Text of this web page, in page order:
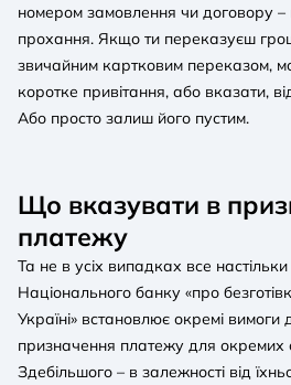
номером замовлення чи договору –
прохання. Якщо ти переказуєш
звичайним картковим переказом,
коротке привітання, або вказати,
Або просто залиш його пустим.
Що вказувати в
платежу
Та не в усіх випадках все настільки
Національного банку «про
Україні» встановлює окремі вимоги
призначення платежу для окремих
Здебільшого – в залежності від